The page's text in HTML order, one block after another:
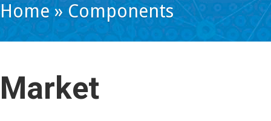
Home»Components
Market